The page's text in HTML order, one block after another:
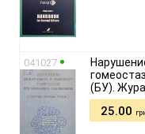
041027
(БУ).
25.00